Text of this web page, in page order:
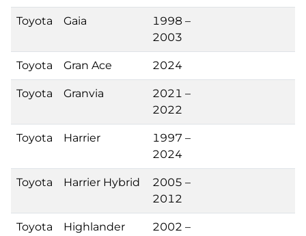
Toyota Gaia
1998 –
2003
Toyota Gran Ace 2024
Toyota Granvia
2021 –
2022
Toyota Harrier
1997 –
2024
Toyota Harrier Hybrid
2005 –
2012
Toyota Highlander
2002 –